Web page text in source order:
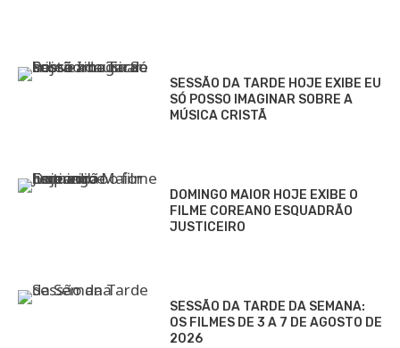
SESSÃO DA TARDE HOJE EXIBE EU
SÓ POSSO IMAGINAR SOBRE A
MÚSICA CRISTÃ
DOMINGO MAIOR HOJE EXIBE O
FILME COREANO ESQUADRÃO
JUSTICEIRO
SESSÃO DA TARDE DA SEMANA:
OS FILMES DE 3 A 7 DE AGOSTO DE
2026